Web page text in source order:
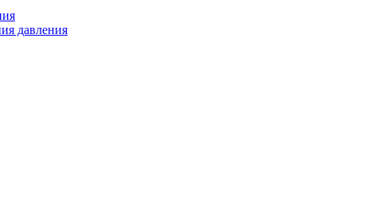
давления